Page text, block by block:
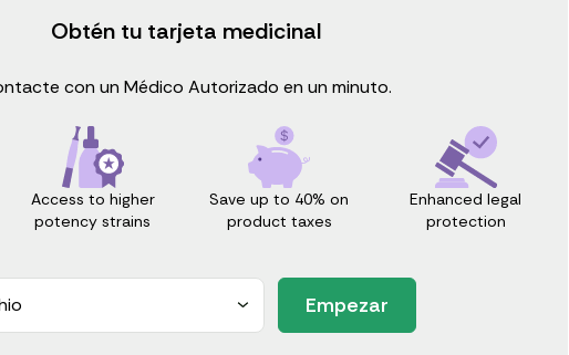
Obtén tu tarjeta medicinal
con un Médico Autorizado en un minuto.
Access to higher
potency strains
Save up to 40% on
product taxes
Enhanced legal
protection
Empezar